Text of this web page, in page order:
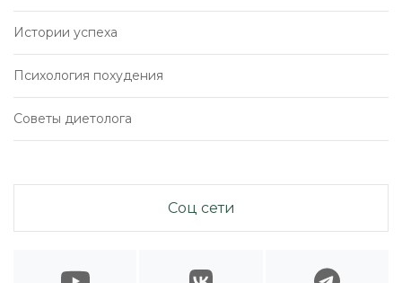
Истории успеха
Психология похудения
Советы диетолога
Соц сети